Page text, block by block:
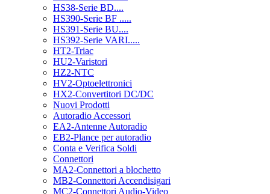
HS38-Serie BD....
HS390-Serie BF .....
HS391-Serie BU....
HS392-Serie VARI.....
HT2-Triac
HU2-Varistori
HZ2-NTC
HV2-Optoelettronici
HX2-Convertitori DC/DC
Nuovi Prodotti
Autoradio Accessori
EA2-Antenne Autoradio
EB2-Plance per autoradio
Conta e Verifica Soldi
Connettori
MA2-Connettori a blochetto
MB2-Connettori Accendisigari
MC2-Connettori Audio-Video